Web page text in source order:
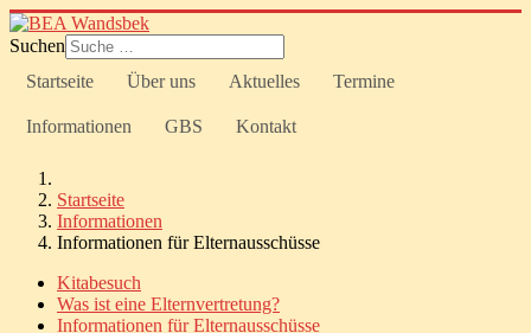
Suchen
Startseite
Über uns Aktuelles Termine
Informationen GBS Kontakt
Startseite
Informationen
Informationen für Elternausschüsse
Kitabesuch
Was ist eine Elternvertretung?
Informationen für Elternausschüsse